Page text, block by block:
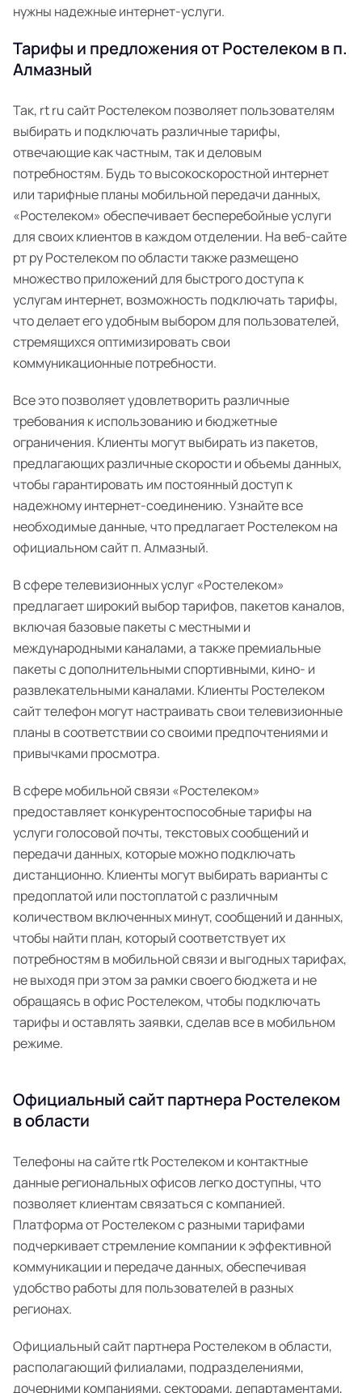
нужны надежные интернет-услуги.
Тарифы и предложения от Ростелеком в п.
Алмазный
Так, rt ru сайт Ростелеком позволяет пользователям
выбирать и подключать различные тарифы,
отвечающие как частным, так и деловым
потребностям. Будь то высокоскоростной интернет
или тарифные планы мобильной передачи данных,
«Ростелеком» обеспечивает бесперебойные услуги
для своих клиентов в каждом отделении. На веб-сайте
рт ру Ростелеком по области также размещено
множество приложений для быстрого доступа к
услугам интернет, возможность подключать тарифы,
что делает его удобным выбором для пользователей,
стремящихся оптимизировать свои
коммуникационные потребности.
Все это позволяет удовлетворить различные
требования к использованию и бюджетные
ограничения. Клиенты могут выбирать из пакетов,
предлагающих различные скорости и объемы данных,
чтобы гарантировать им постоянный доступ к
надежному интернет-соединению. Узнайте все
необходимые данные, что предлагает Ростелеком на
официальном сайт п. Алмазный.
В сфере телевизионных услуг «Ростелеком»
предлагает широкий выбор тарифов, пакетов каналов,
включая базовые пакеты с местными и
международными каналами, а также премиальные
пакеты с дополнительными спортивными, кино- и
развлекательными каналами. Клиенты Ростелеком
сайт телефон могут настраивать свои телевизионные
планы в соответствии со своими предпочтениями и
привычками просмотра.
В сфере мобильной связи «Ростелеком»
предоставляет конкурентоспособные тарифы на
услуги голосовой почты, текстовых сообщений и
передачи данных, которые можно подключать
дистанционно. Клиенты могут выбирать варианты с
предоплатой или постоплатой с различным
количеством включенных минут, сообщений и данных,
чтобы найти план, который соответствует их
потребностям в мобильной связи и выгодных тарифах,
не выходя при этом за рамки своего бюджета и не
обращаясь в офис Ростелеком, чтобы подключать
тарифы и оставлять заявки, сделав все в мобильном
режиме.
Официальный сайт партнера Ростелеком
в области
Телефоны на сайте rtk Ростелеком и контактные
данные региональных офисов легко доступны, что
позволяет клиентам связаться с компанией.
Платформа от Ростелеком с разными тарифами
подчеркивает стремление компании к эффективной
коммуникации и передаче данных, обеспечивая
удобство работы для пользователей в разных
регионах.
Официальный сайт партнера Ростелеком в области,
располагающий филиалами, подразделениями,
дочерними компаниями, секторами, департаментами,